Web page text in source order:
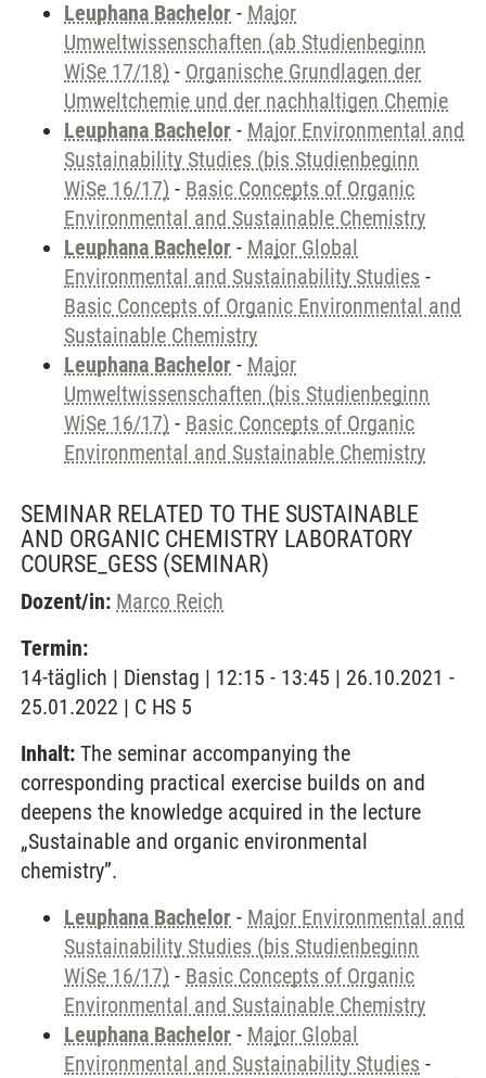
Leuphana Bachelor - Major
Umweltwissenschaften (ab Studienbeginn
WiSe 17/18) - Organische Grundlagen der
Umweltchemie und der nachhaltigen Chemie
Leuphana Bachelor - Major Environmental and
Sustainability Studies (bis Studienbeginn
WiSe 16/17) - Basic Concepts of Organic
Environmental and Sustainable Chemistry
Leuphana Bachelor - Major Global
Environmental and Sustainability Studies -
Basic Concepts of Organic Environmental and
Sustainable Chemistry
Leuphana Bachelor - Major
Umweltwissenschaften (bis Studienbeginn
WiSe 16/17) - Basic Concepts of Organic
Environmental and Sustainable Chemistry
SEMINAR RELATED TO THE SUSTAINABLE
AND ORGANIC CHEMISTRY LABORATORY
COURSE_GESS (SEMINAR)
Dozent/in: Marco Reich
Termin:
14-täglich | Dienstag | 12:15 - 13:45 | 26.10.2021 -
25.01.2022 | C HS 5
Inhalt: The seminar accompanying the
corresponding practical exercise builds on and
deepens the knowledge acquired in the lecture
„Sustainable and organic environmental
chemistry”.
Leuphana Bachelor - Major Environmental and
Sustainability Studies (bis Studienbeginn
WiSe 16/17) - Basic Concepts of Organic
Environmental and Sustainable Chemistry
Leuphana Bachelor - Major Global
Environmental and Sustainability Studies -